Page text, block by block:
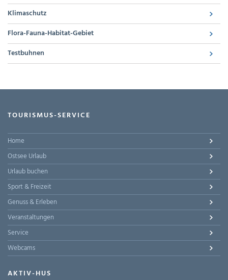
Klimaschutz
Flora-Fauna-Habitat-Gebiet
Testbuhnen
TOURISMUS-SERVICE
Home
Ostsee Urlaub
Urlaub buchen
Sport & Freizeit
Genuss & Erleben
Veranstaltungen
Service
Webcams
AKTIV-HUS